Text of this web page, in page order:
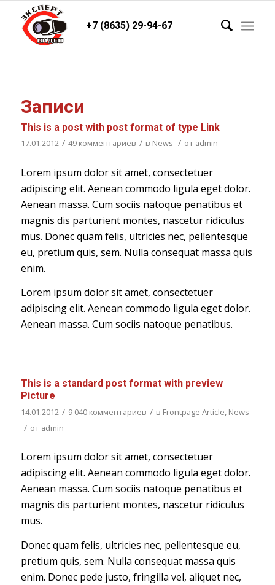
+7 (8635) 29-94-67
Записи
This is a post with post format of type Link
17.01.2012 / 49 комментариев / в News / от admin
Lorem ipsum dolor sit amet, consectetuer
adipiscing elit. Aenean commodo ligula eget dolor.
Aenean massa. Cum sociis natoque penatibus et
magnis dis parturient montes, nascetur ridiculus
mus. Donec quam felis, ultricies nec, pellentesque
eu, pretium quis, sem. Nulla consequat massa quis
enim.
Lorem ipsum dolor sit amet, consectetuer
adipiscing elit. Aenean commodo ligula eget dolor.
Aenean massa. Cum sociis natoque penatibus.
This is a standard post format with preview
Picture
14.01.2012 / 9 040 комментариев / в Frontpage Article, News
/ от admin
Lorem ipsum dolor sit amet, consectetuer
adipiscing elit. Aenean commodo ligula eget dolor.
Aenean massa. Cum sociis natoque penatibus et
magnis dis parturient montes, nascetur ridiculus
mus.
Donec quam felis, ultricies nec, pellentesque eu,
pretium quis, sem. Nulla consequat massa quis
enim. Donec pede justo, fringilla vel, aliquet nec,